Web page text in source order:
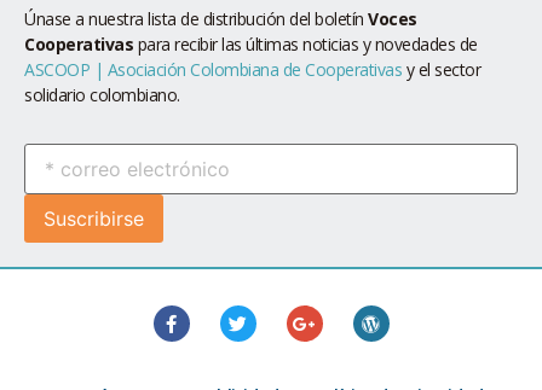
Únase a nuestra lista de distribución del boletín Voces
Cooperativas para recibir las últimas noticias y novedades de
ASCOOP | Asociación Colombiana de Cooperativas y el sector
solidario colombiano.